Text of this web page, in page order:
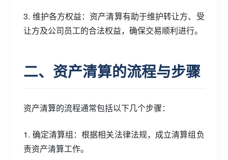
3. 维护各方权益：资产清算有助于维护转让方、受
让方及公司员工的合法权益，确保交易顺利进行。
二、资产清算的流程与步骤
资产清算的流程通常包括以下几个步骤：
1. 确定清算组：根据相关法律法规，成立清算组负
责资产清算工作。